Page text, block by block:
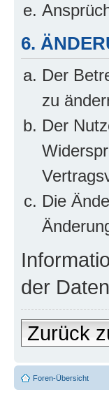
6.
Der
zu
Der
Die
der
Zurück
Foren-Übersicht